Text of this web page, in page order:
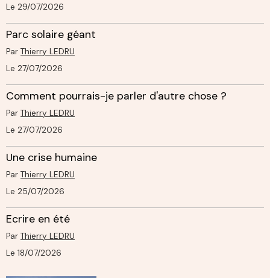
Le 29/07/2026
Parc solaire géant
Par Thierry LEDRU
Le 27/07/2026
Comment pourrais-je parler d'autre chose ?
Par Thierry LEDRU
Le 27/07/2026
Une crise humaine
Par Thierry LEDRU
Le 25/07/2026
Ecrire en été
Par Thierry LEDRU
Le 18/07/2026